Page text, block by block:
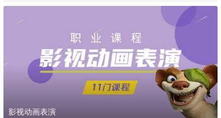
影视动画表演